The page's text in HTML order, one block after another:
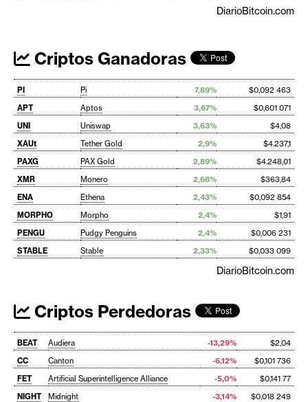
DiarioBitcoin.com
Criptos Ganadoras
PI Pi 7,89%
$0,092 463
APT
Aptos 3,67%
$0,601 071
UNI
Uniswap 3,63%
$4,08
XAUt
Tether Gold 2,9%
$4.237,1
PAXG
PAX Gold 2,89%
$4.248,01
XMR
Monero 2,68%
$363,84
ENA
Ethena 2,43%
$0,092 854
MORPHO
Morpho 2,4%
$1,91
PENGU
Pudgy Penguins 2,4%
$0,006 231
STABLE
Stable 2,33% $0,033 099
DiarioBitcoin.com
Criptos Perdedoras
BEAT Audiera -13,29%
$2,04
CC
Canton -6,12%
$0,101 736
FET
Artificial Superintelligence Alliance -5,0%
$0,141 77
NIGHT
Midnight -3,14% $0,018 249